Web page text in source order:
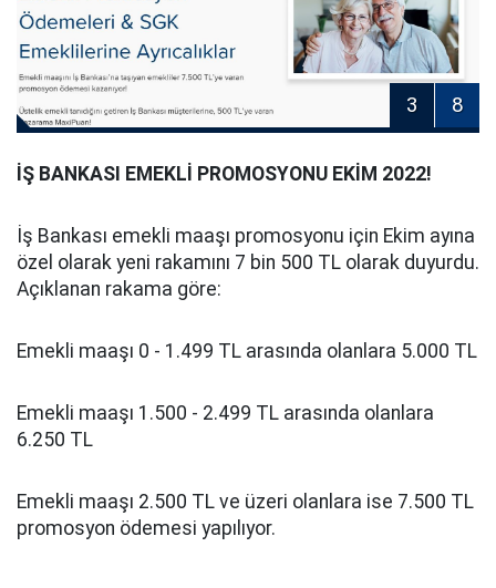
3 8
İŞ BANKASI EMEKLİ PROMOSYONU EKİM 2022!
İş Bankası emekli maaşı promosyonu için Ekim ayına
özel olarak yeni rakamını 7 bin 500 TL olarak duyurdu.
Açıklanan rakama göre:
Emekli maaşı 0 - 1.499 TL arasında olanlara 5.000 TL
Emekli maaşı 1.500 - 2.499 TL arasında olanlara
6.250 TL
Emekli maaşı 2.500 TL ve üzeri olanlara ise 7.500 TL
promosyon ödemesi yapılıyor.